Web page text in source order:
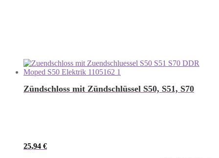
Zündschloss mit Zündschlüssel S50, S51, S70
25,94 €